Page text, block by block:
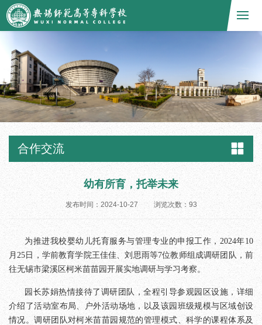
合作交流
幼有所育，托举未来
发布时间：2024-10-27 浏览次数： 93
为推进我校婴幼儿托育服务与管理专业的申报工作，2024年10
月25日，学前教育学院王佳佳、刘思雨等7位教师组成调研团队，前
往无锡市梁溪区柯米苗苗园开展实地调研与学习考察。
园长苏娟热情接待了调研团队，全程引导参观园区设施，详细
介绍了活动室布局、户外活动场地，以及该园班级规模与区域创设
情况。调研团队对柯米苗苗园规范的管理模式、科学的课程体系及